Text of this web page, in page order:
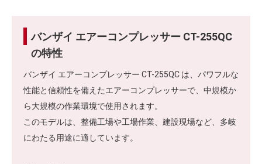
バンザイ エアーコンプレッサー CT-255QC
の特性
バンザイ エアーコンプレッサー CT-255QC は、パワフルな
性能と信頼性を備えたエアーコンプレッサーで、中規模か
ら大規模の作業環境で使用されます。
このモデルは、整備工場や工場作業、建設現場など、多岐
にわたる用途に適しています。